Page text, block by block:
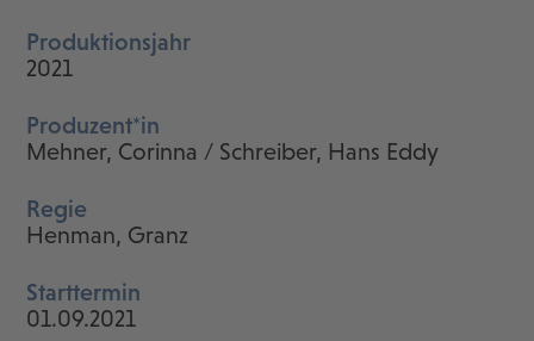
Produktionsjahr
2021
Produzent*in
Mehner, Corinna / Schreiber, Hans Eddy
Regie
Henman, Granz
Starttermin
01.09.2021